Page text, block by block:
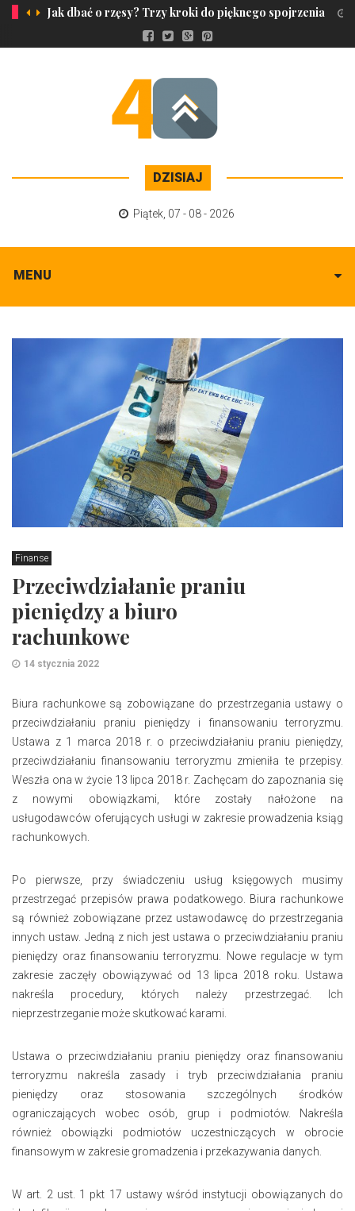
Jak dbać o rzęsy? Trzy kroki do pięknego spojrzenia
DZISIAJ
Piątek 07 - 08 - 2026
MENU
Finanse
Przeciwdziałanie praniu
pieniędzy a biuro
rachunkowe
14 stycznia 2022
Biura rachunkowe są zobowiązane do przestrzegania ustawy o
przeciwdziałaniu praniu pieniędzy i finansowaniu terroryzmu.
Ustawa z 1 marca 2018 r. o przeciwdziałaniu praniu pieniędzy,
przeciwdziałaniu finansowaniu terroryzmu zmieniła te przepisy.
Weszła ona w życie 13 lipca 2018 r. Zachęcam do zapoznania się
z nowymi obowiązkami, które zostały nałożone na
usługodawców oferujących usługi w zakresie prowadzenia ksiąg
rachunkowych.
Po pierwsze, przy świadczeniu usług księgowych musimy
przestrzegać przepisów prawa podatkowego. Biura rachunkowe
są również zobowiązane przez ustawodawcę do przestrzegania
innych ustaw. Jedną z nich jest ustawa o przeciwdziałaniu praniu
pieniędzy oraz finansowaniu terroryzmu. Nowe regulacje w tym
zakresie zaczęły obowiązywać od 13 lipca 2018 roku. Ustawa
nakreśla procedury, których należy przestrzegać. Ich
nieprzestrzeganie może skutkować karami.
Ustawa o przeciwdziałaniu praniu pieniędzy oraz finansowaniu
terroryzmu nakreśla zasady i tryb przeciwdziałania praniu
pieniędzy oraz stosowania szczególnych środków
ograniczających wobec osób, grup i podmiotów. Nakreśla
również obowiązki podmiotów uczestniczących w obrocie
finansowym w zakresie gromadzenia i przekazywania danych.
W art. 2 ust. 1 pkt 17 ustawy wśród instytucji obowiązanych do